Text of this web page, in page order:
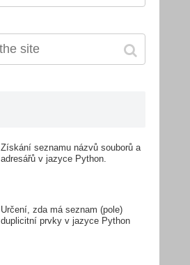
Získání seznamu názvů souborů a
adresářů v jazyce Python.
Určení, zda má seznam (pole)
duplicitní prvky v jazyce Python